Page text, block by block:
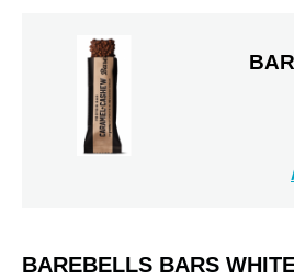
BAREBELLS BARS